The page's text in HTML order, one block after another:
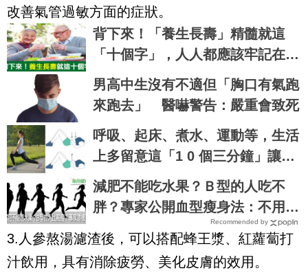
改善氣管過敏方面的症狀。
背下來！「養生長壽」精髓就這
「十個字」，人人都應該牢記在心
｜每日健康Health
男高中生沒有不適但「胸口有氣跑
來跑去」 醫嚇警告：嚴重會致死
呼吸、起床、煮水、運動等，生活
上多留意這「1 0 個三分鐘」讓你
健康多一點，壽命多十年 ～
減肥不能吃水果？Ｂ型的人吃不
胖？專家公開血型瘦身法：不用運
動、狂吃起司也好好瘦｜每日健康
Health
Recommended by
3.人參熬湯濾渣後，可以搭配蜂王漿、紅蘿蔔打
汁飲用，具有消除疲勞、美化皮膚的效用。